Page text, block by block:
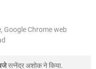
Google Chrome web
रत्नेंद्र अशोकने किया.